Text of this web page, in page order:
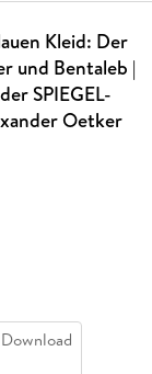
Kleid: Der
und Bentaleb |
SPIEGEL-
Oetker